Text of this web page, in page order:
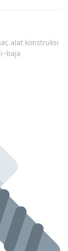
alat konstruksi